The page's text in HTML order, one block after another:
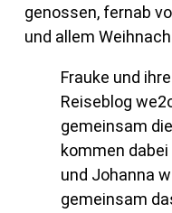
genossen, fernab
und allem
Frauke und
Reiseblog
gemeinsam
kommen
und Johanna
gemeinsam